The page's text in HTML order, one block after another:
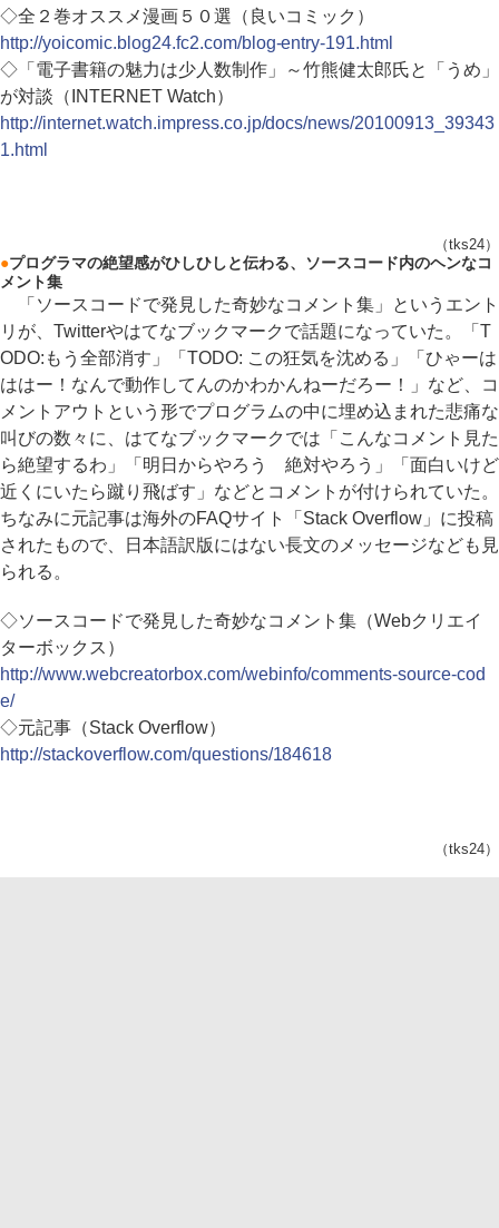
◇全２巻オススメ漫画５０選（良いコミック）
http://yoicomic.blog24.fc2.com/blog-entry-191.html
◇「電子書籍の魅力は少人数制作」～竹熊健太郎氏と「うめ」
が対談（INTERNET Watch）
http://internet.watch.impress.co.jp/docs/news/20100913_39343
1.html
（tks24）
●プログラマの絶望感がひしひしと伝わる、ソースコード内のヘンなコ
メント集
「ソースコードで発見した奇妙なコメント集」というエント
リが、Twitterやはてなブックマークで話題になっていた。「T
ODO:もう全部消す」「TODO: この狂気を沈める」「ひゃーは
ははー！なんで動作してんのかわかんねーだろー！」など、コ
メントアウトという形でプログラムの中に埋め込まれた悲痛な
叫びの数々に、はてなブックマークでは「こんなコメント見た
ら絶望するわ」「明日からやろう 絶対やろう」「面白いけど
近くにいたら蹴り飛ばす」などとコメントが付けられていた。
ちなみに元記事は海外のFAQサイト「Stack Overflow」に投稿
されたもので、日本語訳版にはない長文のメッセージなども見
られる。
◇ソースコードで発見した奇妙なコメント集（Webクリエイ
ターボックス）
http://www.webcreatorbox.com/webinfo/comments-source-cod
e/
◇元記事（Stack Overflow）
http://stackoverflow.com/questions/184618
（tks24）